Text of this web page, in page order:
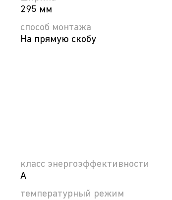
295 мм
способ монтажа
На прямую скобу
класс энергоэффективности
A
температурный режим